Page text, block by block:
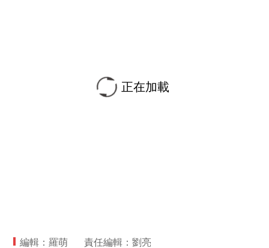
正在加載
編輯：羅萌 責任編輯：劉亮